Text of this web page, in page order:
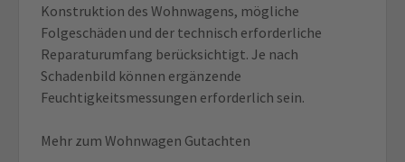
Konstruktion des Wohnwagens, mögliche
Folgeschäden und der technisch erforderliche
Reparaturumfang berücksichtigt. Je nach
Schadenbild können ergänzende
Feuchtigkeitsmessungen erforderlich sein.
Mehr zum Wohnwagen Gutachten